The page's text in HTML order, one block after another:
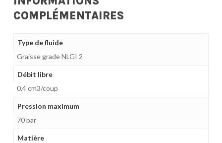
COMPLÉMENTAIRES
Type de fluide
Graisse grade NLGI 2
Débit libre
0,4 cm3/coup
Pression maximum
70 bar
Matière